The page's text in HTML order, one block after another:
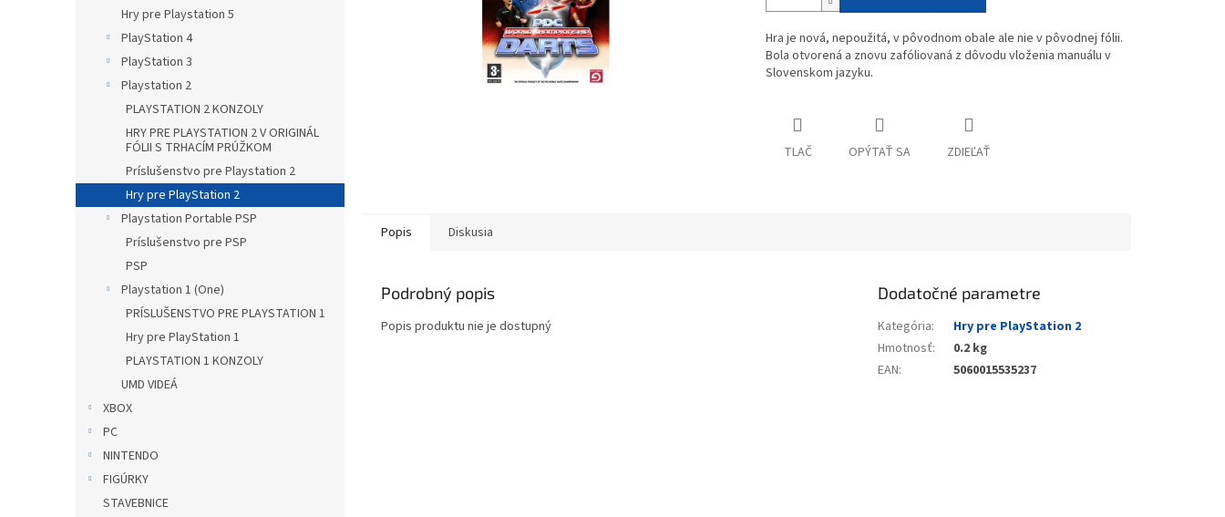
Hry pre Playstation 5
PlayStation 4
PlayStation 3
Playstation 2
PLAYSTATION 2 KONZOLY
HRY PRE PLAYSTATION 2 V ORIGINÁL
FÓLII S TRHACÍM PRÚŽKOM
Príslušenstvo pre Playstation 2
Hry pre PlayStation 2
Playstation Portable PSP
Príslušenstvo pre PSP
PSP
Playstation 1 (One)
PRÍSLUŠENSTVO PRE PLAYSTATION 1
Hry pre PlayStation 1
PLAYSTATION 1 KONZOLY
UMD VIDEÁ
XBOX
PC
NINTENDO
FIGÚRKY
STAVEBNICE
Hra je nová, nepoužitá, v pôvodnom obale ale nie v pôvodnej fólii.
Bola otvorená a znovu zafóliovaná z dôvodu vloženia manuálu v
Slovenskom jazyku.
TLAČ OPÝTAŤ SA ZDIEĽAŤ
Popis Diskusia
Podrobný popis
Popis produktu nie je dostupný
Dodatočné parametre
Kategória:
Hry pre PlayStation 2
Hmotnosť:
0.2 kg
EAN: 5060015535237